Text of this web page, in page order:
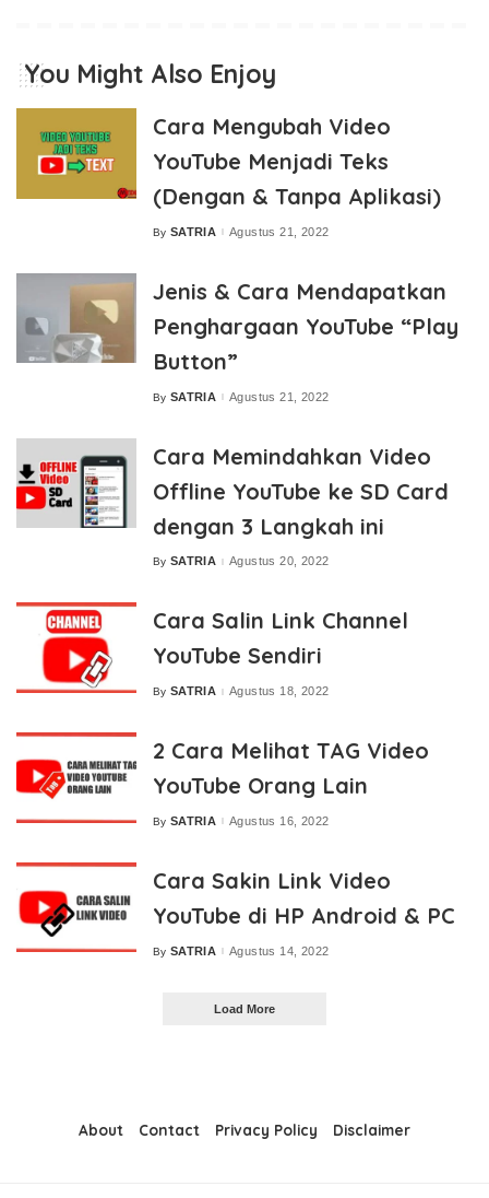
You Might Also Enjoy
Cara Mengubah Video
YouTube Menjadi Teks
(Dengan & Tanpa Aplikasi)
Posted
By SATRIA Agustus 21, 2022
Jenis & Cara Mendapatkan
Penghargaan YouTube “Play
Button”
Posted
By SATRIA Agustus 21, 2022
Cara Memindahkan Video
Offline YouTube ke SD Card
dengan 3 Langkah ini
Posted
By SATRIA Agustus 20, 2022
Cara Salin Link Channel
YouTube Sendiri
Posted
By SATRIA Agustus 18, 2022
2 Cara Melihat TAG Video
YouTube Orang Lain
Posted
By SATRIA Agustus 16, 2022
Cara Sakin Link Video
YouTube di HP Android & PC
Posted
By SATRIA Agustus 14, 2022
Load More
About Contact Privacy Policy Disclaimer